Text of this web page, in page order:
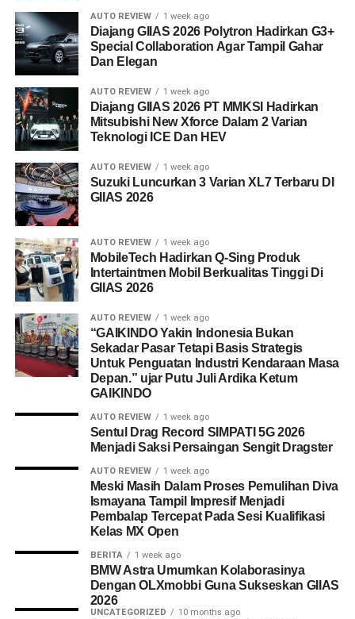
AUTO REVIEW 1 week ago
Diajang GIIAS 2026 Polytron Hadirkan G3+
Special Collaboration Agar Tampil Gahar
Dan Elegan
AUTO REVIEW 1 week ago
Diajang GIIAS 2026 PT MMKSI Hadirkan
Mitsubishi New Xforce Dalam 2 Varian
Teknologi ICE Dan HEV
AUTO REVIEW 1 week ago
Suzuki Luncurkan 3 Varian XL7 Terbaru DI
GIIAS 2026
AUTO REVIEW 1 week ago
MobileTech Hadirkan Q-Sing Produk
Intertaintmen Mobil Berkualitas Tinggi Di
GIIAS 2026
AUTO REVIEW 1 week ago
“GAIKINDO Yakin Indonesia Bukan
Sekadar Pasar Tetapi Basis Strategis
Untuk Penguatan Industri Kendaraan Masa
Depan.” ujar Putu Juli Ardika Ketum
GAIKINDO
AUTO REVIEW 1 week ago
Sentul Drag Record SIMPATI 5G 2026
Menjadi Saksi Persaingan Sengit Dragster
AUTO REVIEW 1 week ago
Meski Masih Dalam Proses Pemulihan Diva
Ismayana Tampil Impresif Menjadi
Pembalap Tercepat Pada Sesi Kualifikasi
Kelas MX Open
BERITA 1 week ago
BMW Astra Umumkan Kolaborasinya
Dengan OLXmobbi Guna Sukseskan GIIAS
2026
UNCATEGORIZED 10 months ago